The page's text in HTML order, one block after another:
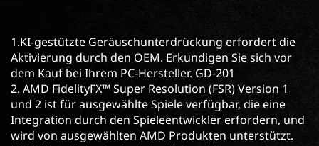
1.KI-gestützte Geräuschunterdrückung erfordert die
Aktivierung durch den OEM. Erkundigen Sie sich vor
dem Kauf bei Ihrem PC-Hersteller. GD-201
2. AMD FidelityFX™ Super Resolution (FSR) Version 1
und 2 ist für ausgewählte Spiele verfügbar, die eine
Integration durch den Spieleentwickler erfordern, und
wird von ausgewählten AMD Produkten unterstützt.